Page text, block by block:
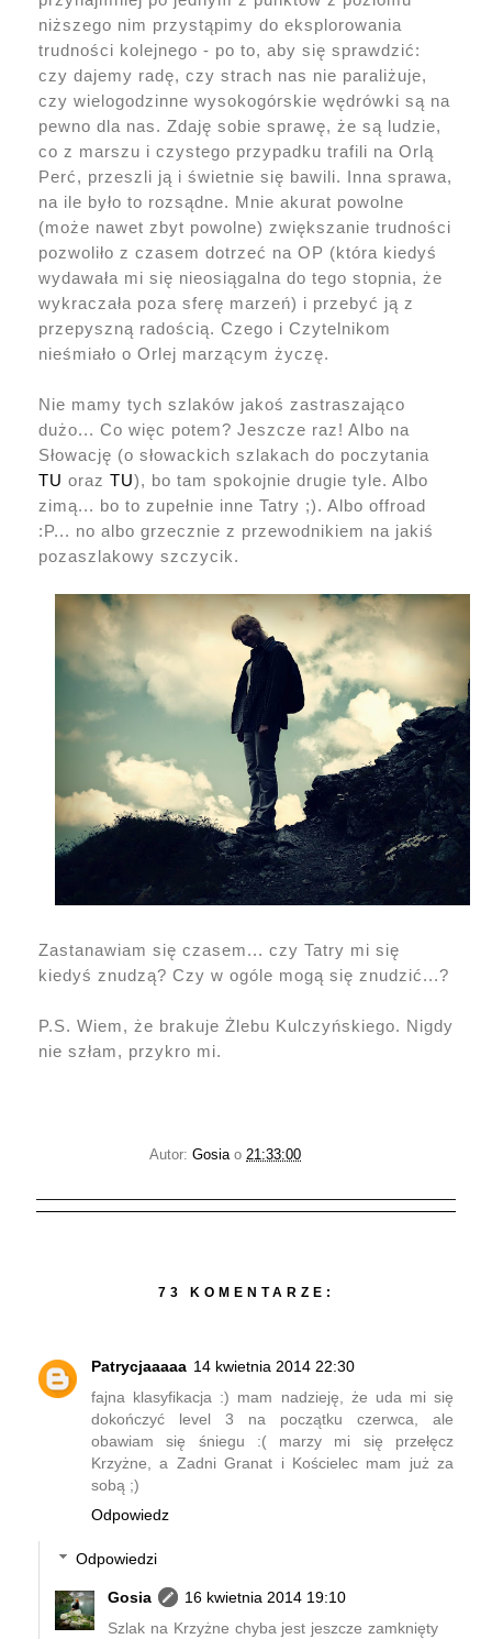
niższego nim przystąpimy do eksplorowania
trudności kolejnego - po to, aby się sprawdzić:
czy dajemy radę, czy strach nas nie paraliżuje,
czy wielogodzinne wysokogórskie wędrówki są na
pewno dla nas. Zdaję sobie sprawę, że są ludzie,
co z marszu i czystego przypadku trafili na Orlą
Perć, przeszli ją i świetnie się bawili. Inna sprawa,
na ile było to rozsądne. Mnie akurat powolne
(może nawet zbyt powolne) zwiększanie trudności
pozwoliło z czasem dotrzeć na OP (która kiedyś
wydawała mi się nieosiągalna do tego stopnia, że
wykraczała poza sferę marzeń) i przebyć ją z
przepyszną radością. Czego i Czytelnikom
nieśmiało o Orlej marzącym życzę.
Nie mamy tych szlaków jakoś zastraszająco
dużo... Co więc potem? Jeszcze raz! Albo na
Słowację (o słowackich szlakach do poczytania
TU oraz TU), bo tam spokojnie drugie tyle. Albo
zimą... bo to zupełnie inne Tatry ;). Albo offroad
:P... no albo grzecznie z przewodnikiem na jakiś
pozaszlakowy szczycik.
Zastanawiam się czasem... czy Tatry mi się
kiedyś znudzą? Czy w ogóle mogą się znudzić...?
P.S. Wiem, że brakuje Żlebu Kulczyńskiego. Nigdy
nie szłam, przykro mi.
Autor:Gosia o21:33:00
73 KOMENTARZE:
Patrycjaaaaa 14 kwietnia 2014 22:30
fajna klasyfikacja :) mam nadzieję, że uda mi się
dokończyć level 3 na początku czerwca, ale
obawiam się śniegu :( marzy mi się przełęcz
Krzyżne, a Zadni Granat i Kościelec mam już za
sobą ;)
Odpowiedz
Odpowiedzi
Gosia
16 kwietnia 2014 19:10
Szlak na Krzyżne chyba jest jeszcze zamknięty